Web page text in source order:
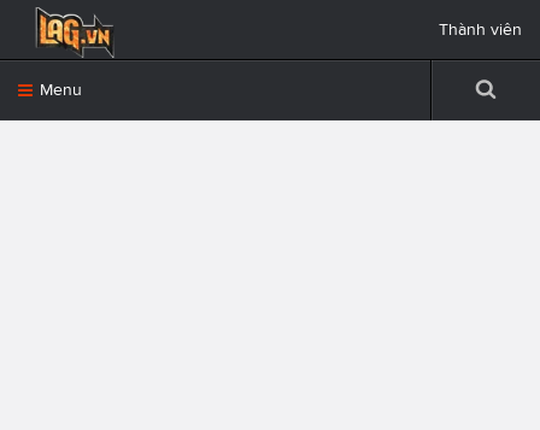
Menu
Thành viên